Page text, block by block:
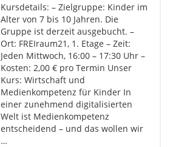
Kursdetails: – Zielgruppe: Kinder im
Alter von 7 bis 10 Jahren. Die
Gruppe ist derzeit ausgebucht. –
Ort: FREIraum21, 1. Etage – Zeit:
Jeden Mittwoch, 16:00 – 17:30 Uhr –
Kosten: 2,00 € pro Termin Unser
Kurs: Wirtschaft und
Medienkompetenz für Kinder In
einer zunehmend digitalisierten
Welt ist Medienkompetenz
entscheidend – und das wollen wir
…